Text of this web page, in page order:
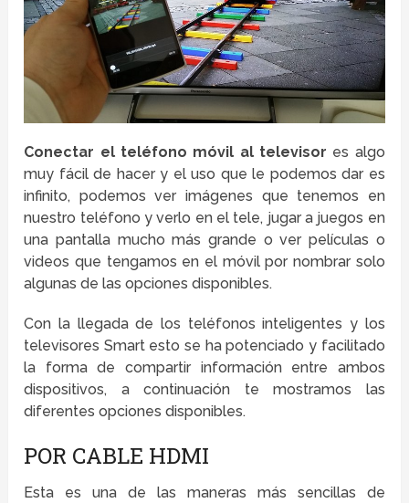
Conectar el teléfono móvil al televisor es algo
muy fácil de hacer y el uso que le podemos dar es
infinito, podemos ver imágenes que tenemos en
nuestro teléfono y verlo en el tele, jugar a juegos en
una pantalla mucho más grande o ver películas o
videos que tengamos en el móvil por nombrar solo
algunas de las opciones disponibles.
Con la llegada de los teléfonos inteligentes y los
televisores Smart esto se ha potenciado y facilitado
la forma de compartir información entre ambos
dispositivos, a continuación te mostramos las
diferentes opciones disponibles.
POR CABLE HDMI
Esta es una de las maneras más sencillas de